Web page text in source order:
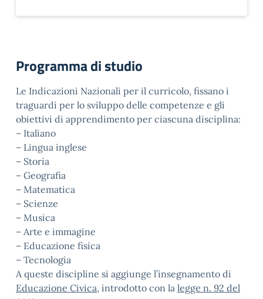
Programma di studio
Le Indicazioni Nazionali per il curricolo, fissano i
traguardi per lo sviluppo delle competenze e gli
obiettivi di apprendimento per ciascuna disciplina:
– Italiano
– Lingua inglese
– Storia
– Geografia
– Matematica
– Scienze
– Musica
– Arte e immagine
– Educazione fisica
– Tecnologia
A queste discipline si aggiunge l’insegnamento di
Educazione Civica, introdotto con la legge n. 92 del